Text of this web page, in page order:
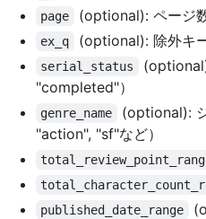
page (optional): ページ
ex_q (optional): 除外キ
serial_status
"completed"）
genre_name
(optional):
"action", "sf"など）
published_date_range